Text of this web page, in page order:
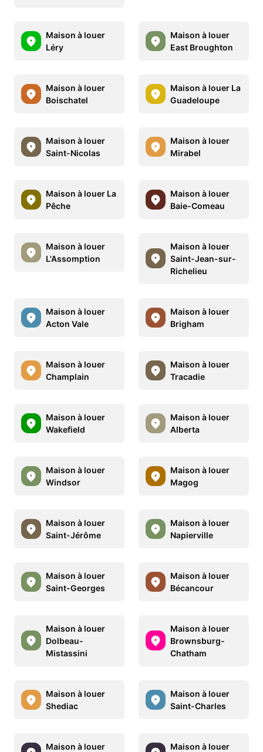
Maison à louer
Léry
Maison à louer
East Broughton
Maison à louer
Boischatel
Maison à louer La
Guadeloupe
Maison à louer
Saint-Nicolas
Maison à louer
Mirabel
Maison à louer La
Pêche
Maison à louer
Baie-Comeau
Maison à louer
L'Assomption
Maison à louer
Saint-Jean-sur-
Richelieu
Maison à louer
Acton Vale
Maison à louer
Brigham
Maison à louer
Champlain
Maison à louer
Tracadie
Maison à louer
Wakefield
Maison à louer
Alberta
Maison à louer
Windsor
Maison à louer
Magog
Maison à louer
Saint-Jérôme
Maison à louer
Napierville
Maison à louer
Saint-Georges
Maison à louer
Bécancour
Maison à louer
Dolbeau-
Mistassini
Maison à louer
Brownsburg-
Chatham
Maison à louer
Shediac
Maison à louer
Saint-Charles
Maison à louer
Maison à louer